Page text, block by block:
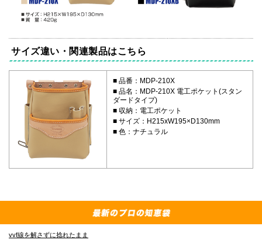
サイズ違い・関連製品はこちら
品番：MDP-210X
品名：MDP-210X 電工ポケット(スタン
ダードタイプ)
収納：電工ポケット
サイズ：H215xW195×D130mm
色：ナチュラル
を解さずに捻れたまま